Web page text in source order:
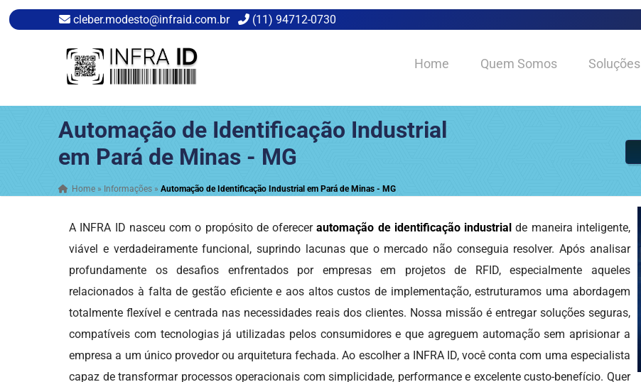
cleber.modesto@infraid.com.br (11) 94712-0730
Home Quem Somos Soluções
Automação de Identificação Industrial
em Pará de Minas - MG
Home » Informações »Automação de Identificação Industrial em Pará de Minas - MG
A INFRA ID nasceu com o propósito de oferecerautomação de identificação industrial de maneira inteligente,
viável e verdadeiramente funcional, suprindo lacunas que o mercado não conseguia resolver. Após analisar
profundamente os desafios enfrentados por empresas em projetos de RFID, especialmente aqueles
relacionados à falta de gestão eficiente e aos altos custos de implementação, estruturamos uma abordagem
totalmente flexível e centrada nas necessidades reais dos clientes. Nossa missão é entregar soluções seguras,
compatíveis com tecnologias já utilizadas pelos consumidores e que agreguem automação sem aprisionar a
empresa a um único provedor ou arquitetura fechada. Ao escolher a INFRA ID, você conta com uma especialista
capaz de transformar processos operacionais com simplicidade, performance e excelente custo-benefício. Quer